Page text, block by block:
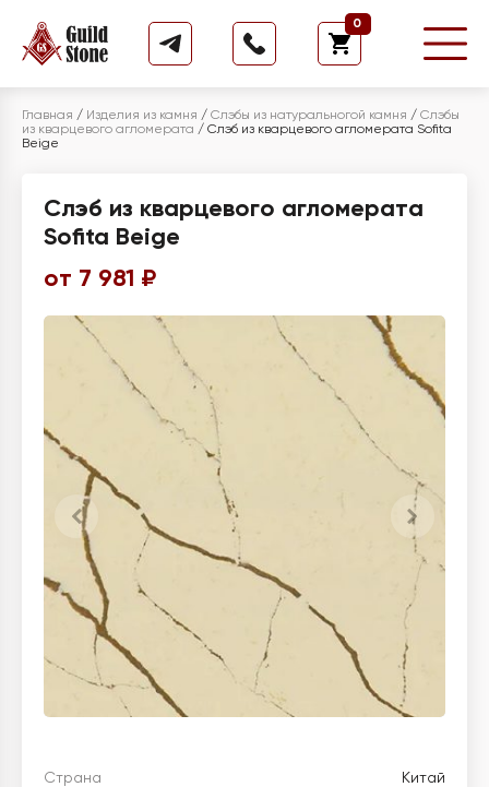
0
Главная / Изделия из камня / Слэбы из натуральногой камня / Слэбы
из кварцевого агломерата / Слэб из кварцевого агломерата Sofita
Beige
Слэб из кварцевого агломерата
Sofita Beige
от 7 981 ₽
Страна Китай